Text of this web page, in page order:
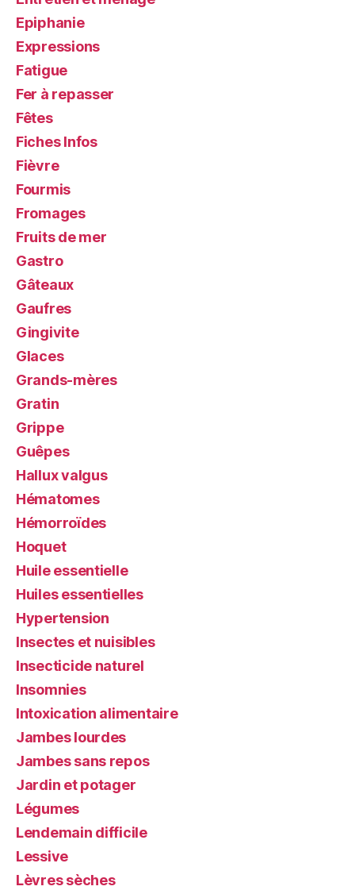
Epiphanie
Expressions
Fatigue
Fer à repasser
Fêtes
Fiches Infos
Fièvre
Fourmis
Fromages
Fruits de mer
Gastro
Gâteaux
Gaufres
Gingivite
Glaces
Grands-mères
Gratin
Grippe
Guêpes
Hallux valgus
Hématomes
Hémorroïdes
Hoquet
Huile essentielle
Huiles essentielles
Hypertension
Insectes et nuisibles
Insecticide naturel
Insomnies
Intoxication alimentaire
Jambes lourdes
Jambes sans repos
Jardin et potager
Légumes
Lendemain difficile
Lessive
Lèvres sèches